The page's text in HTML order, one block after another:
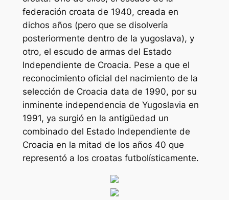
federación croata de 1940, creada en
dichos años (pero que se disolvería
posteriormente dentro de la yugoslava), y
otro, el escudo de armas del Estado
Independiente de Croacia. Pese a que el
reconocimiento oficial del nacimiento de la
selección de Croacia data de 1990, por su
inminente independencia de Yugoslavia en
1991, ya surgió en la antigüedad un
combinado del Estado Independiente de
Croacia en la mitad de los años 40 que
representó a los croatas futbolísticamente.